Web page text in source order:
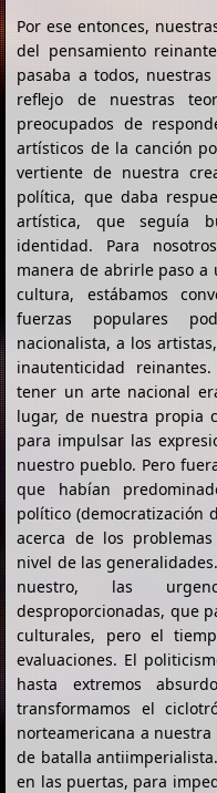
Por ese entonces,
del pensamiento
pasaba a todos,
reflejo de nuestras
preocupados de
artísticos de la canción
vertiente de nuestra
política, que daba
artística, que seguía
identidad. Para
manera de abrirle paso a
cultura, estábamos
fuerzas populares
nacionalista, a los
inautenticidad
tener un arte nacional
lugar, de nuestra propia
para impulsar las
nuestro pueblo. Pero
que habían
político (democratización
acerca de los
nivel de las
nuestro, las
desproporcionadas, que
culturales, pero el
evaluaciones. El
hasta extremos
transformamos el
norteamericana a nuestra
de batalla
en las puertas, para